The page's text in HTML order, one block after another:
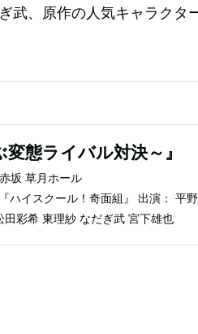
武、原作の人気キャラクタ
態ライバル対決～』
坂 草月ホール
ハイスクール！奇面組』 出演： 平
彩希 東理紗 なだぎ武 宮下雄也